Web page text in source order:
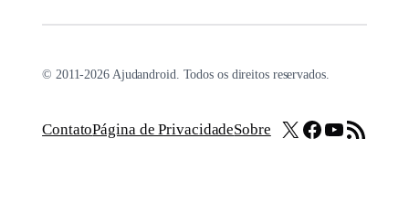
© 2011-2026 Ajudandroid. Todos os direitos reservados.
ContatoPágina de PrivacidadeSobre X Facebook
Youtube
Feed RSS